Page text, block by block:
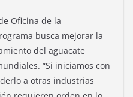
Oficina de la
busca mejorar la
del aguacate
“Si iniciamos con
a otras industrias